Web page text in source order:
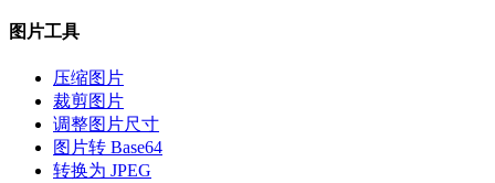
图片工具
压缩图片
裁剪图片
调整图片尺寸
图片转 Base64
转换为 JPEG